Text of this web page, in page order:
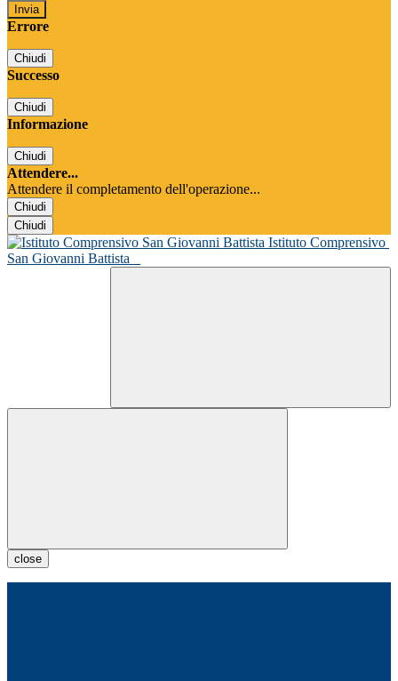
Errore
Chiudi
Successo
Chiudi
Informazione
Chiudi
Attendere...
Attendere il completamento dell'operazione...
Chiudi
Chiudi
Istituto Comprensivo
San Giovanni Battista
close